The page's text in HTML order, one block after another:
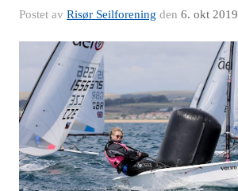
Postet av Risør Seilforening den 6. okt 2019